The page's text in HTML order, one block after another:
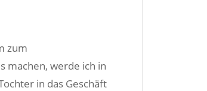
zum
machen, werde ich in
in das Geschäft